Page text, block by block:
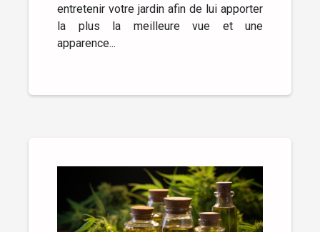
entretenir votre jardin afin de lui apporter
la plus la meilleure vue et une
apparence...